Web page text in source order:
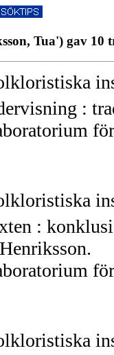
Tua') gav 10
:
: